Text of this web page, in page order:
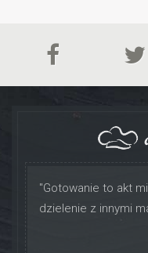
"Gotowanie to akt
dzielenie z innymi